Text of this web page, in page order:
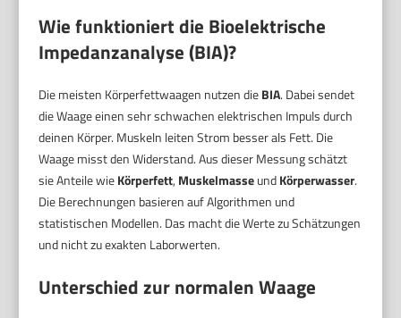
Wie funktioniert die Bioelektrische
Impedanzanalyse (BIA)?
Die meisten Körperfettwaagen nutzen dieBIA. Dabei sendet
die Waage einen sehr schwachen elektrischen Impuls durch
deinen Körper. Muskeln leiten Strom besser als Fett. Die
Waage misst den Widerstand. Aus dieser Messung schätzt
sie Anteile wieKörperfett, MuskelmasseundKörperwasser.
Die Berechnungen basieren auf Algorithmen und
statistischen Modellen. Das macht die Werte zu Schätzungen
und nicht zu exakten Laborwerten.
Unterschied zur normalen Waage